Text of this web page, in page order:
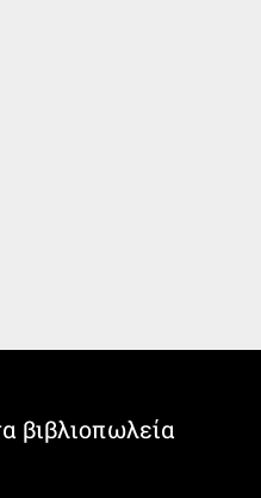
βιβλιοπωλεία